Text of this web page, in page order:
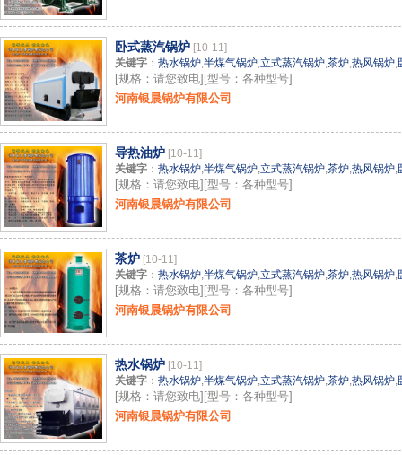
卧式蒸汽锅炉 [10-11]
关键字 ： 热水锅炉,半煤气锅炉,立式蒸汽锅炉,茶炉,热风锅炉,
[规格：请您致电][型号：各种型号]
河南银晨锅炉有限公司
导热油炉 [10-11]
关键字 ： 热水锅炉,半煤气锅炉,立式蒸汽锅炉,茶炉,热风锅炉,
[规格：请您致电][型号：各种型号]
河南银晨锅炉有限公司
茶炉 [10-11]
关键字 ： 热水锅炉,半煤气锅炉,立式蒸汽锅炉,茶炉,热风锅炉,
[规格：请您致电][型号：各种型号]
河南银晨锅炉有限公司
热水锅炉 [10-11]
关键字 ： 热水锅炉,半煤气锅炉,立式蒸汽锅炉,茶炉,热风锅炉,
[规格：请您致电][型号：各种型号]
河南银晨锅炉有限公司